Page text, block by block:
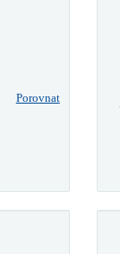
Porovnat